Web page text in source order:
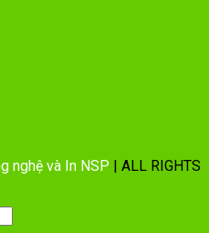
nghệ và In NSP | ALL RIGHTS